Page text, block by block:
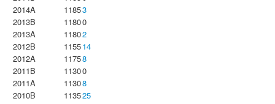
2014A
11853
2013B
11800
2013A
11802
2012B
115514
2012A
11758
2011B
11300
2011A
11308
2010B
113525